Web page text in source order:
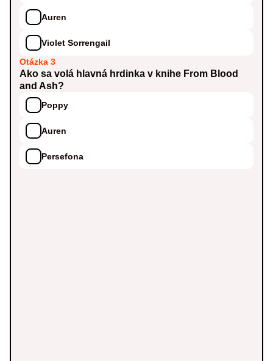
Auren
Violet Sorrengail
Otázka 3
Ako sa volá hlavná hrdinka v knihe From Blood
and Ash?
Poppy
Auren
Persefona